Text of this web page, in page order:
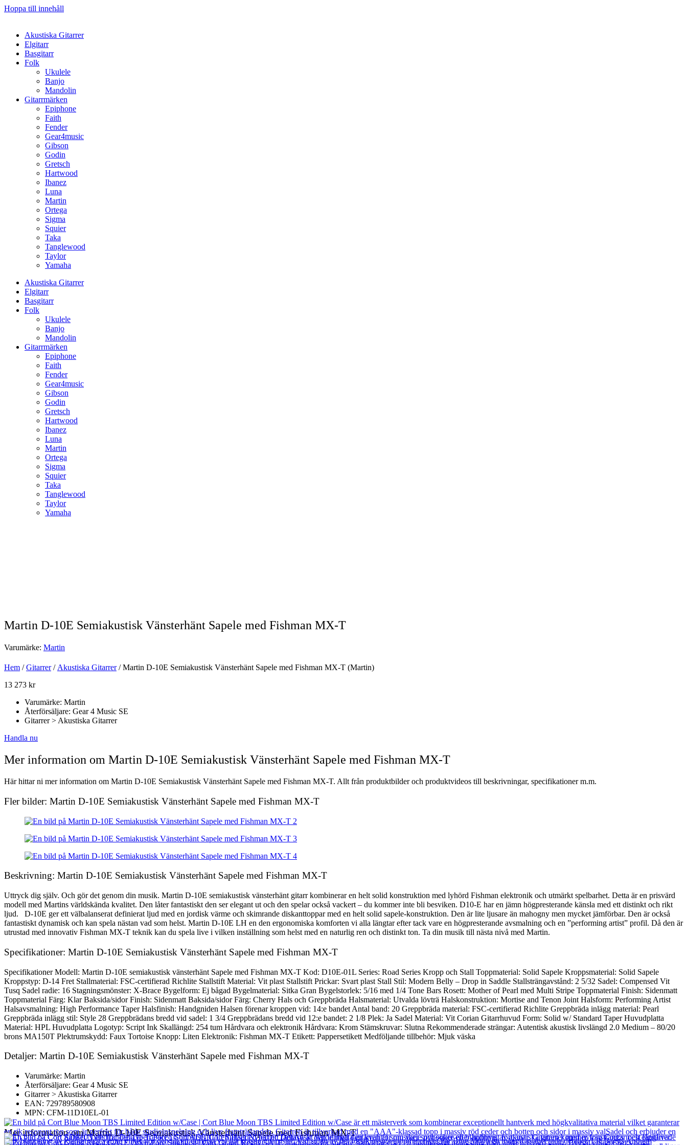
Hoppa till innehåll
Akustiska Gitarrer
Elgitarr
Basgitarr
Folk
Ukulele
Banjo
Mandolin
Gitarrmärken
Epiphone
Faith
Fender
Gear4music
Gibson
Godin
Gretsch
Hartwood
Ibanez
Luna
Martin
Ortega
Sigma
Squier
Taka
Tanglewood
Taylor
Yamaha
Akustiska Gitarrer
Elgitarr
Basgitarr
Folk
Ukulele
Banjo
Mandolin
Gitarrmärken
Epiphone
Faith
Fender
Gear4music
Gibson
Godin
Gretsch
Hartwood
Ibanez
Luna
Martin
Ortega
Sigma
Squier
Taka
Tanglewood
Taylor
Yamaha
Martin D-10E Semiakustisk Vänsterhänt Sapele med Fishman MX-T
Varumärke: Martin
Hem /Gitarrer/Akustiska Gitarrer/ Martin D-10E Semiakustisk Vänsterhänt Sapele med Fishman MX-T (Martin)
13 273 kr
Varumärke: Martin
Återförsäljare: Gear 4 Music SE
Gitarrer > Akustiska Gitarrer
Handla nu
Mer information om Martin D-10E Semiakustisk Vänsterhänt Sapele med Fishman MX-T
Här hittar ni mer information om Martin D-10E Semiakustisk Vänsterhänt Sapele med Fishman MX-T. Allt från produktbilder och produktvideos till beskrivningar, specifikationer m.m.
Fler bilder: Martin D-10E Semiakustisk Vänsterhänt Sapele med Fishman MX-T
Beskrivning: Martin D-10E Semiakustisk Vänsterhänt Sapele med Fishman MX-T
Uttryck dig själv. Och gör det genom din musik. Martin D-10E semiakustisk vänsterhänt gitarr kombinerar en helt solid konstruktion med lyhörd Fishman elektronik och utmärkt spelbarhet. Detta är en prisvärd
modell med Martins världskända kvalitet. Den låter fantastiskt den ser elegant ut och den spelar också vackert – du kommer inte bli besviken. D10-E har en jämn högpresterande känsla med ett distinkt och rikt
ljud. D-10E ger ett välbalanserat definierat ljud med en jordisk värme och skimrande diskanttoppar med en helt solid sapele-konstruktion. Den är lite ljusare än mahogny men mycket jämförbar. Den är också
fantastiskt dynamisk och kan spela nästan vad som helst. Martin D-10E LH en den ergonomiska komforten vi alla längtar efter tack vare en högpresterande avsmalning och en ”performing artist” profil. Då den är
utrustad med innovativ Fishman MX-T teknik kan du spela live i vilken inställning som helst med en naturlig ren och distinkt ton. Ta din musik till nästa nivå med Martin.
Specifikationer: Martin D-10E Semiakustisk Vänsterhänt Sapele med Fishman MX-T
Specifikationer Modell: Martin D-10E semiakustisk vänsterhänt Sapele med Fishman MX-T Kod: D10E-01L Series: Road Series Kropp och Stall Toppmaterial: Solid Sapele Kroppsmaterial: Solid Sapele
Kroppstyp: D-14 Fret Stallmaterial: FSC-certifierad Richlite Stallstift Material: Vit plast Stallstift Prickar: Svart plast Stall Stil: Modern Belly – Drop in Saddle Stallsträngavstånd: 2 5/32 Sadel: Compensed Vit
Tusq Sadel radie: 16 Stagningsmönster: X-Brace Bygelform: Ej bågad Bygelmaterial: Sitka Gran Bygelstorlek: 5/16 med 1/4 Tone Bars Rosett: Mother of Pearl med Multi Stripe Toppmaterial Finish: Sidenmatt
Toppmaterial Färg: Klar Baksida/sidor Finish: Sidenmatt Baksida/sidor Färg: Cherry Hals och Greppbräda Halsmaterial: Utvalda lövträ Halskonstruktion: Mortise and Tenon Joint Halsform: Performing Artist
Halsavsmalning: High Performance Taper Halsfinish: Handgniden Halsen förenar kroppen vid: 14:e bandet Antal band: 20 Greppbräda material: FSC-certifierad Richlite Greppbräda inlägg material: Pearl
Greppbräda inlägg stil: Style 28 Greppbrädans bredd vid sadel: 1 3/4 Greppbrädans bredd vid 12:e bandet: 2 1/8 Plek: Ja Sadel Material: Vit Corian Gitarrhuvud Form: Solid w/ Standard Taper Huvudplatta
Material: HPL Huvudplatta Logotyp: Script Ink Skallängd: 254 tum Hårdvara och elektronik Hårdvara: Krom Stämskruvar: Slutna Rekommenderade strängar: Autentisk akustisk livslängd 2.0 Medium – 80/20
brons MA150T Plektrumskydd: Faux Tortoise Knopp: Liten Elektronik: Fishman MX-T Etikett: Pappersetikett Medföljande tillbehör: Mjuk väska
Detaljer: Martin D-10E Semiakustisk Vänsterhänt Sapele med Fishman MX-T
Varumärke: Martin
Återförsäljare: Gear 4 Music SE
Gitarrer > Akustiska Gitarrer
EAN: 729789580908
MPN: CFM-11D10EL-01
Mer information om Martin D-10E Semiakustisk Vänsterhänt Sapele med Fishman MX-T